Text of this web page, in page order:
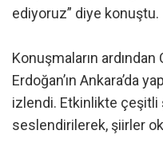
ediyoruz” diye konuştu.
Konuşmaların
Erdoğan’ın Ankara’da
izlendi. Etkinlikte çeşitli
seslendirilerek, şiirler